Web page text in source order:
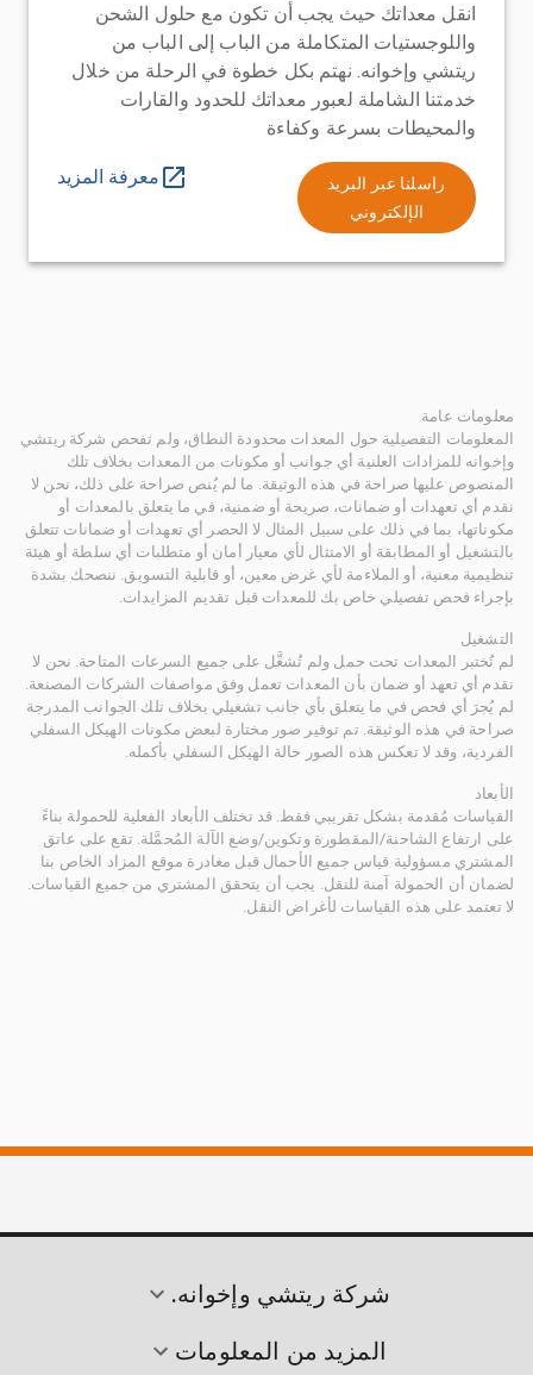
انقل معداتك حيث يجب أن تكون مع حلول الشحن
واللوجستيات المتكاملة من الباب إلى الباب من
ريتشي وإخوانه. نهتم بكل خطوة في الرحلة من خلال
خدمتنا الشاملة لعبور معداتك للحدود والقارات
والمحيطات بسرعة وكفاءة
راسلنا عبر البريد
الإلكتروني
معرفة المزيد
معلومات عامة
المعلومات التفصيلية حول المعدات محدودة النطاق، ولم تفحص شركة ريتشي
وإخوانه للمزادات العلنية أي جوانب أو مكونات من المعدات بخلاف تلك
المنصوص عليها صراحة في هذه الوثيقة. ما لم يُنص صراحة على ذلك، نحن لا
نقدم أي تعهدات أو ضمانات، صريحة أو ضمنية، في ما يتعلق بالمعدات أو
مكوناتها، بما في ذلك على سبيل المثال لا الحصر أي تعهدات أو ضمانات تتعلق
بالتشغيل أو المطابقة أو الامتثال لأي معيار أمان أو متطلبات أي سلطة أو هيئة
تنظيمية معنية، أو الملاءمة لأي غرض معين، أو قابلية التسويق. ننصحك بشدة
بإجراء فحص تفصيلي خاص بك للمعدات قبل تقديم المزايدات.
التشغيل
لم تُختبر المعدات تحت حمل ولم تُشغَّل على جميع السرعات المتاحة. نحن لا
نقدم أي تعهد أو ضمان بأن المعدات تعمل وفق مواصفات الشركات المصنعة.
لم يُجرَ أي فحص في ما يتعلق بأي جانب تشغيلي بخلاف تلك الجوانب المدرجة
صراحة في هذه الوثيقة. تم توفير صور مختارة لبعض مكونات الهيكل السفلي
الفردية، وقد لا تعكس هذه الصور حالة الهيكل السفلي بأكمله.
الأبعاد
القياسات مُقدمة بشكل تقريبي فقط. قد تختلف الأبعاد الفعلية للحمولة بناءً
على ارتفاع الشاحنة/المقطورة وتكوين/وضع الآلة المُحمَّلة. تقع على عاتق
المشتري مسؤولية قياس جميع الأحمال قبل مغادرة موقع المزاد الخاص بنا
لضمان أن الحمولة آمنة للنقل. يجب أن يتحقق المشتري من جميع القياسات.
لا تعتمد على هذه القياسات لأغراض النقل.
شركة ريتشي وإخوانه.
المزيد من المعلومات